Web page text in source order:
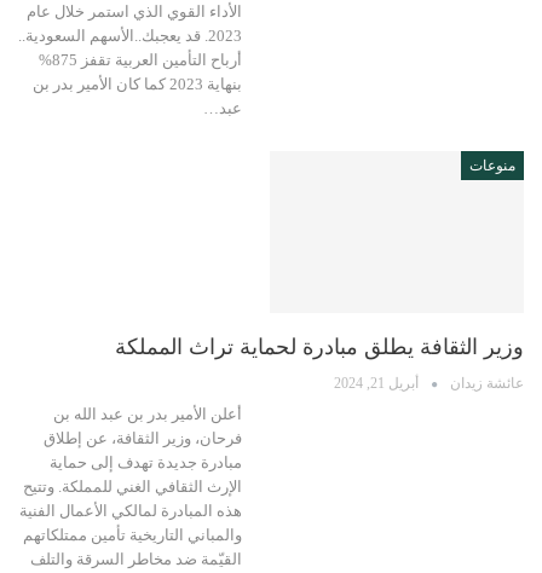
الأداء القوي الذي استمر خلال عام
2023. قد يعجبك..الأسهم السعودية..
أرباح التأمين العربية تقفز 875%
بنهاية 2023 كما كان الأمير بدر بن
عبد…
منوعات
وزير الثقافة يطلق مبادرة لحماية تراث المملكة
عائشة زيدان أبريل 21, 2024
أعلن الأمير بدر بن عبد الله بن
فرحان، وزير الثقافة، عن إطلاق
مبادرة جديدة تهدف إلى حماية
الإرث الثقافي الغني للمملكة. وتتيح
هذه المبادرة لمالكي الأعمال الفنية
والمباني التاريخية تأمين ممتلكاتهم
القيّمة ضد مخاطر السرقة والتلف